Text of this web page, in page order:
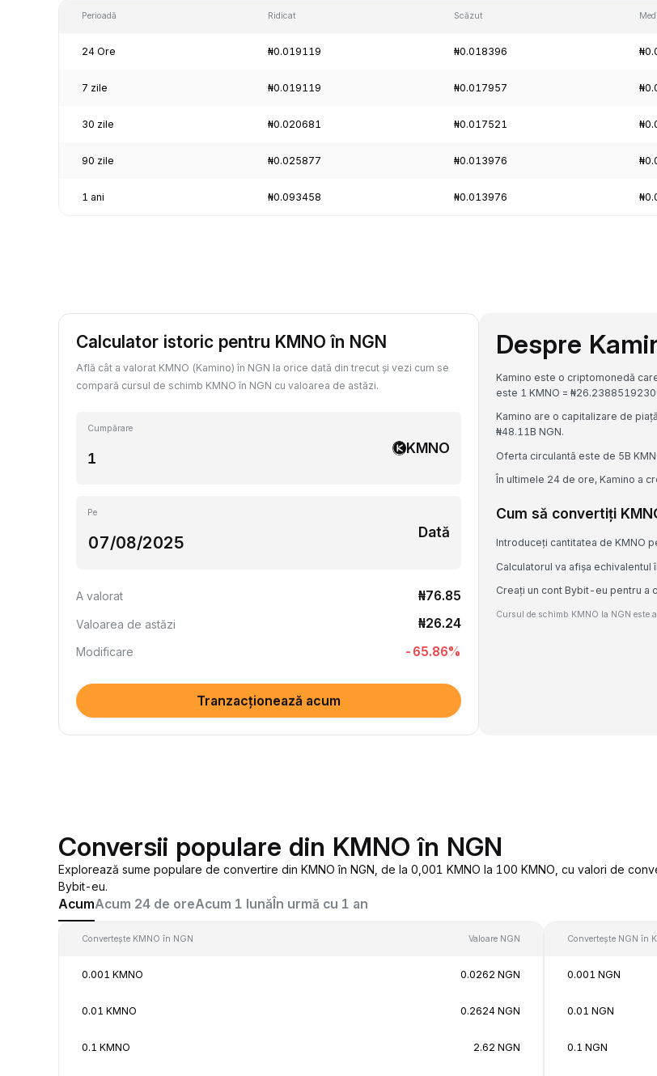
Perioadă Ridicat Scăzut
24 Ore ₦0.019119 ₦0.018396
7 zile ₦0.019119 ₦0.017957
30 zile ₦0.020681 ₦0.017521
90 zile ₦0.025877 ₦0.013976
1 ani ₦0.093458 ₦0.013976
Calculator istoric pentru KMNO în NGN
Află cât a valorat KMNO (Kamino) în NGN la orice dată din trecut și vezi cum se
compară cursul de schimb KMNO în NGN cu valoarea de astăzi.
Cumpărare
KMNO
Pe
Dată
A valorat ₦76.85
Valoarea de astăzi ₦26.24
Modificare -65.86%
Tranzacționează acum
Despre
Kamino este o criptomonedă
este 1 KMNO =
Kamino are o capitalizare de
₦48.11B NGN.
Oferta circulantă este de 5B
În ultimele 24 de ore, Kamino a
Cum să convertiți
Introduceți cantitatea de KMNO
Calculatorul va afișa echivalentul
Creați un cont Bybit-eu pentru a
Cursul de schimb KMNO la NGN este
Conversii populare din KMNO în NGN
Explorează sume populare de convertire din KMNO în NGN, de la 0,001 KMNO la 100 KMNO, cu valori de
Bybit-eu.
AcumAcum 24 de oreAcum 1 lunăÎn urmă cu 1 an
Convertește KMNO în NGN Valoare NGN
0.001 KMNO 0.0262 NGN
0.01 KMNO 0.2624 NGN
0.1 KMNO 2.62 NGN
Convertește NGN în
0.001 NGN
0.01 NGN
0.1 NGN